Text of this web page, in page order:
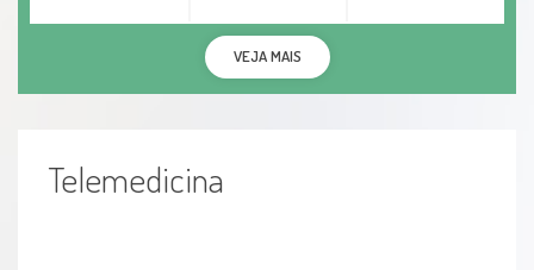
VEJA MAIS
Telemedicina